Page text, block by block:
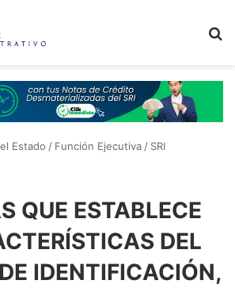
Estado / Función Ejecutiva / SRI
QUE ESTABLECE
DEL
IDENTIFICACIÓN,